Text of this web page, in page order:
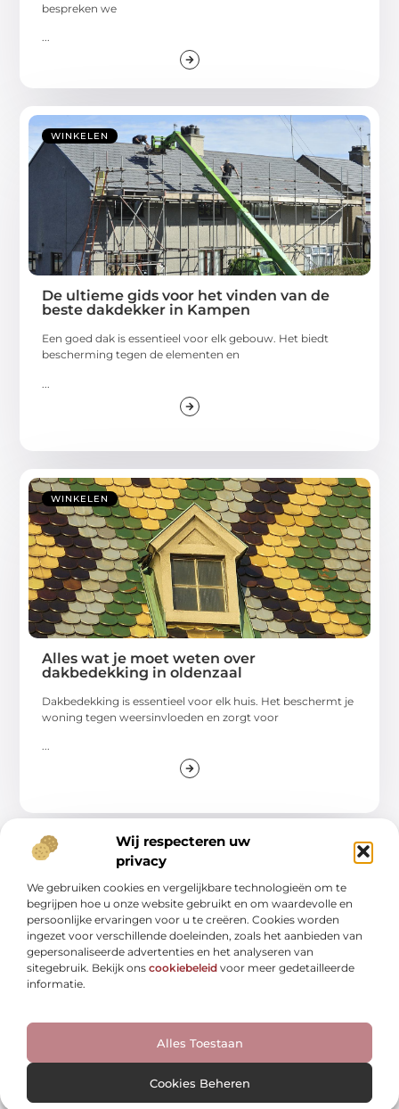
Wij respecteren uw
privacy
We gebruiken cookies en vergelijkbare technologieën om te
begrijpen hoe u onze website gebruikt en om waardevolle en
persoonlijke ervaringen voor u te creëren. Cookies worden
ingezet voor verschillende doeleinden, zoals het aanbieden van
gepersonaliseerde advertenties en het analyseren van
sitegebruik. Bekijk ons cookiebeleid voor meer gedetailleerde
informatie.
Alles Toestaan
Cookies Beheren
bespreken we
...
WINKELEN
De ultieme gids voor het vinden van de
beste dakdekker in Kampen
Een goed dak is essentieel voor elk gebouw. Het biedt
bescherming tegen de elementen en
WINKELEN
Alles wat je moet weten over
dakbedekking in oldenzaal
Dakbedekking is essentieel voor elk huis. Het beschermt je
woning tegen weersinvloeden en zorgt voor
...
Ontdek hoe het crematorium in kerkrade
een rol speelt in de gemeenschap
Kerkrade, een stad met een rijke culturele achtergrond,
speelt een cruciale rol in de regio